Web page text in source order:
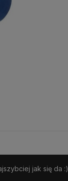
jak się da :)